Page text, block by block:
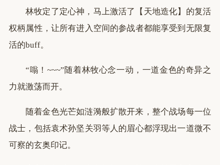
林牧定了定心神，马上激活了【天地造化】的复活
权柄属性，让所有进入空间的参战者都能享受到无限复
活的buff。
“嗡！~~~”随着林牧心念一动，一道金色的奇异之
力就激荡而开。
随着金色光芒如涟漪般扩散开来，整个战场每一位
战士，包括袁术孙坚关羽等人的眉心都浮现出一道微不
可察的玄奥印记。